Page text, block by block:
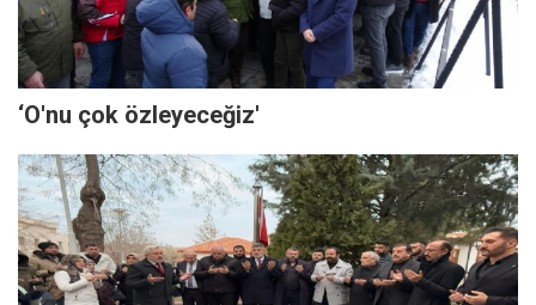
‘O'nu çok özleyeceğiz'